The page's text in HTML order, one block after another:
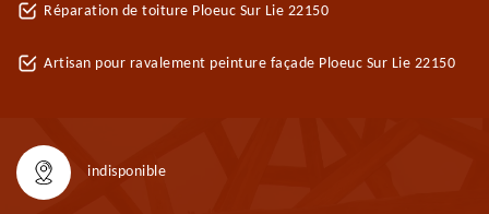
Réparation de toiture Ploeuc Sur Lie 22150
Artisan pour ravalement peinture façade Ploeuc Sur Lie 22150
indisponible